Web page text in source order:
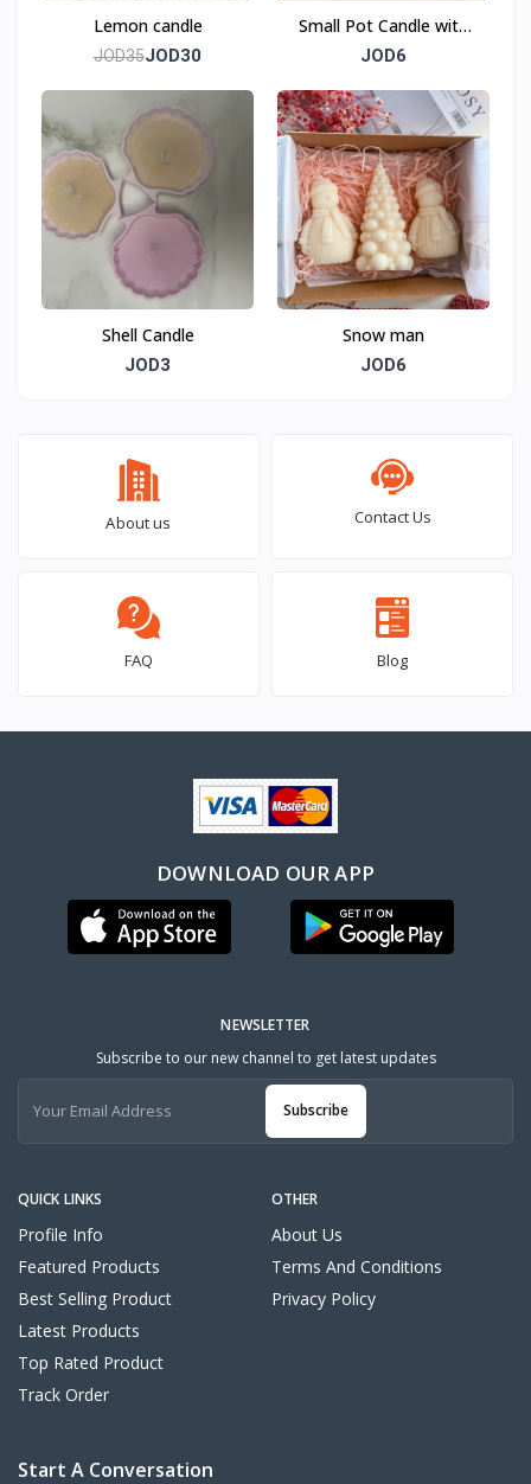
Lemon candle
JOD35JOD30
Small Pot Candle with
Flower
JOD6
Shell Candle
JOD3
Snow man
JOD6
About us Contact Us
FAQ Blog
DOWNLOAD OUR APP
QUICK LINKS
Profile Info
Featured Products
Best Selling Product
Latest Products
Top Rated Product
Track Order
OTHER
About Us
Terms And Conditions
Privacy Policy
NEWSLETTER
Subscribe to our new channel to get latest updates
Subscribe
Start A Conversation